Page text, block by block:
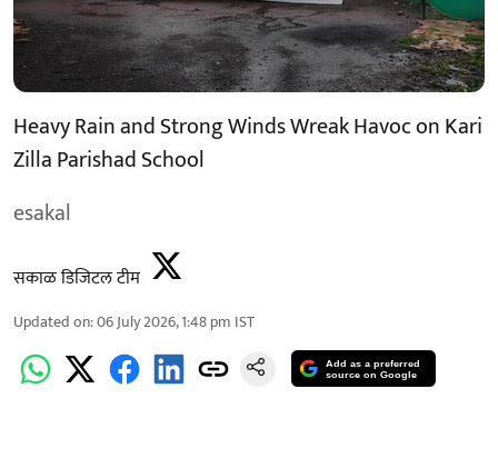
Heavy Rain and Strong Winds Wreak Havoc on Kari
Zilla Parishad School
esakal
सकाळ डिजिटल टीम
Updated on:06 July 2026, 1:48 pm IST
Add as a preferred
source on Google